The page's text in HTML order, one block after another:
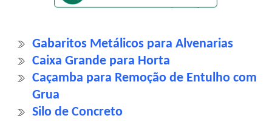
Gabaritos Metálicos para Alvenarias
Caixa Grande para Horta
Caçamba para Remoção de Entulho com
Grua
Silo de Concreto